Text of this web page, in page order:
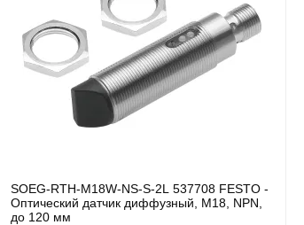
SOEG-RTH-M18W-NS-S-2L 537708 FESTO -
Оптический датчик диффузный, M18, NPN,
до 120 мм